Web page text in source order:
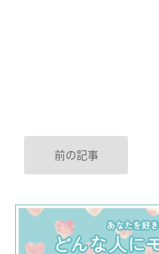
前の記事